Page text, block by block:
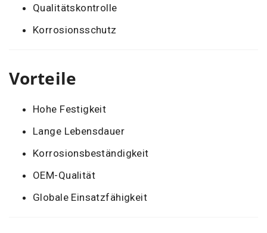
Qualitätskontrolle
Korrosionsschutz
Vorteile
Hohe Festigkeit
Lange Lebensdauer
Korrosionsbeständigkeit
OEM-Qualität
Globale Einsatzfähigkeit